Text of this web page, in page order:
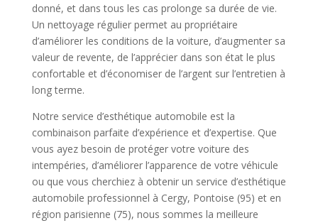
donné, et dans tous les cas prolonge sa durée de vie.
Un nettoyage régulier permet au propriétaire
d’améliorer les conditions de la voiture, d’augmenter sa
valeur de revente, de l’apprécier dans son état le plus
confortable et d’économiser de l’argent sur l’entretien à
long terme.
Notre service d’esthétique automobile est la
combinaison parfaite d’expérience et d’expertise. Que
vous ayez besoin de protéger votre voiture des
intempéries, d’améliorer l’apparence de votre véhicule
ou que vous cherchiez à obtenir un service d’esthétique
automobile professionnel à Cergy, Pontoise (95) et en
région parisienne (75), nous sommes la meilleure